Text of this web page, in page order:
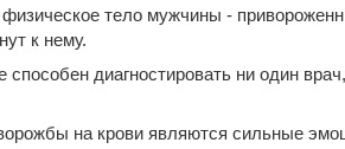
тело мужчины -
к нему.
диагностировать ни один
на крови являются сильные